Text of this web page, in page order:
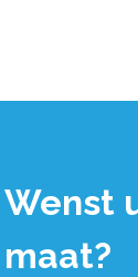
Wenst
maat?